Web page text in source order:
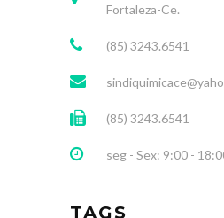
Fortaleza-Ce.
(85) 3243.6541
(85) 3243.6541
seg - Sex: 9:00 -
TAGS